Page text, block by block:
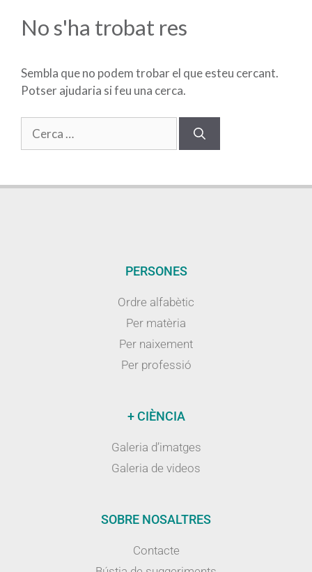
No s'ha trobat res
Sembla que no podem trobar el que esteu cercant.
Potser ajudaria si feu una cerca.
PERSONES
Ordre alfabètic
Per matèria
Per naixement
Per professió
+ CIÈNCIA
Galeria d’imatges
Galeria de videos
SOBRE NOSALTRES
Contacte